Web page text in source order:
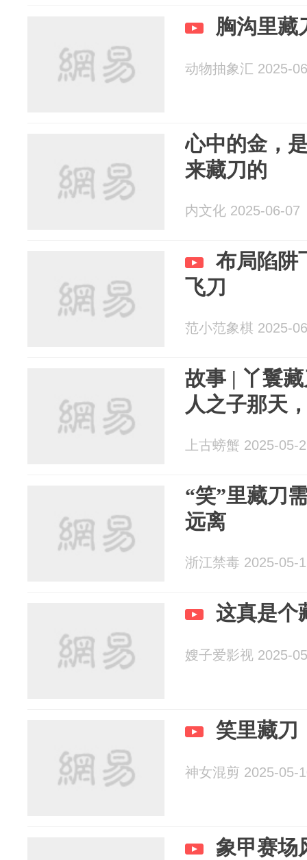
胸沟里藏
动物抽象汇 2025-
心中的金，
来藏刀的
内文化 2025-06-07
布局陷阱
飞刀
范小范象棋 2025-
故事 | 丫鬟
人之子那天
上古螃蟹 2025-05-
“笑”里藏刀
远离
浙江禁毒 2025-05-
这真是个
嫂子爱影视 2025-
笑里藏刀
神女混剪 2025-05-
象甲赛场